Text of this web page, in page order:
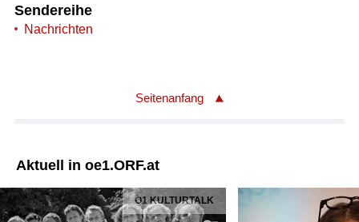
Sendereihe
Nachrichten
Seitenanfang
Aktuell in oe1.ORF.at
Ö1 KULTURTALK